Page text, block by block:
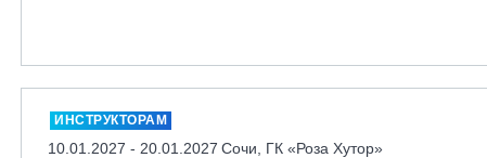
ИНСТРУКТОРАМ
10.01.2027 - 20.01.2027 Сочи, ГК «Роза Хутор»